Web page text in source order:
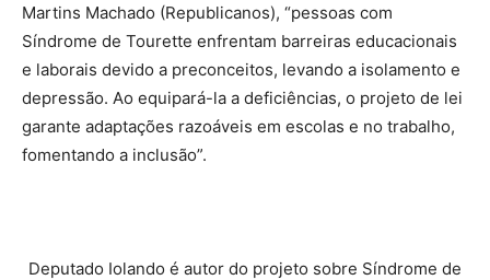
Martins Machado (Republicanos), “pessoas com
Síndrome de Tourette enfrentam barreiras educacionais
e laborais devido a preconceitos, levando a isolamento e
depressão. Ao equipará-la a deficiências, o projeto de lei
garante adaptações razoáveis em escolas e no trabalho,
fomentando a inclusão”.
Deputado Iolando é autor do projeto sobre Síndrome de